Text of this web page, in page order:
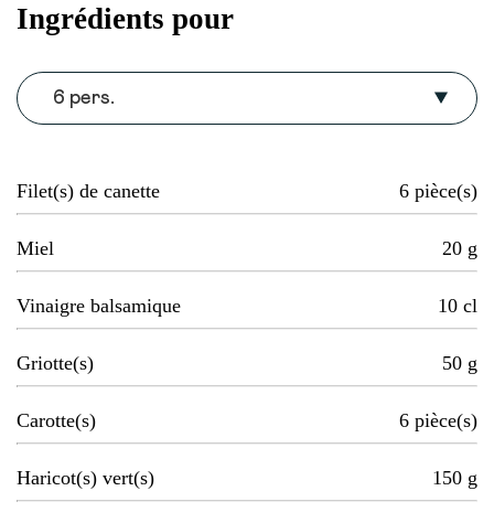
Ingrédients pour
6 pers.
Filet(s) de canette 6 pièce(s)
Miel 20 g
Vinaigre balsamique 10 cl
Griotte(s) 50 g
Carotte(s) 6 pièce(s)
Haricot(s) vert(s) 150 g